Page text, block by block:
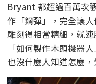
Bryant 都超過百萬次
作「鋼彈」，完全讓
雕刻得相當精細，就
「如何製作木頭機器
也沒什麼人知道怎麼，